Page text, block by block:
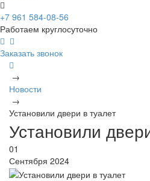
+7 961 584-08-56
Работаем круглосуточно
Заказать звонок
→
Новости
→
Установили двери в туалет
Установили
01
Сентября 2024